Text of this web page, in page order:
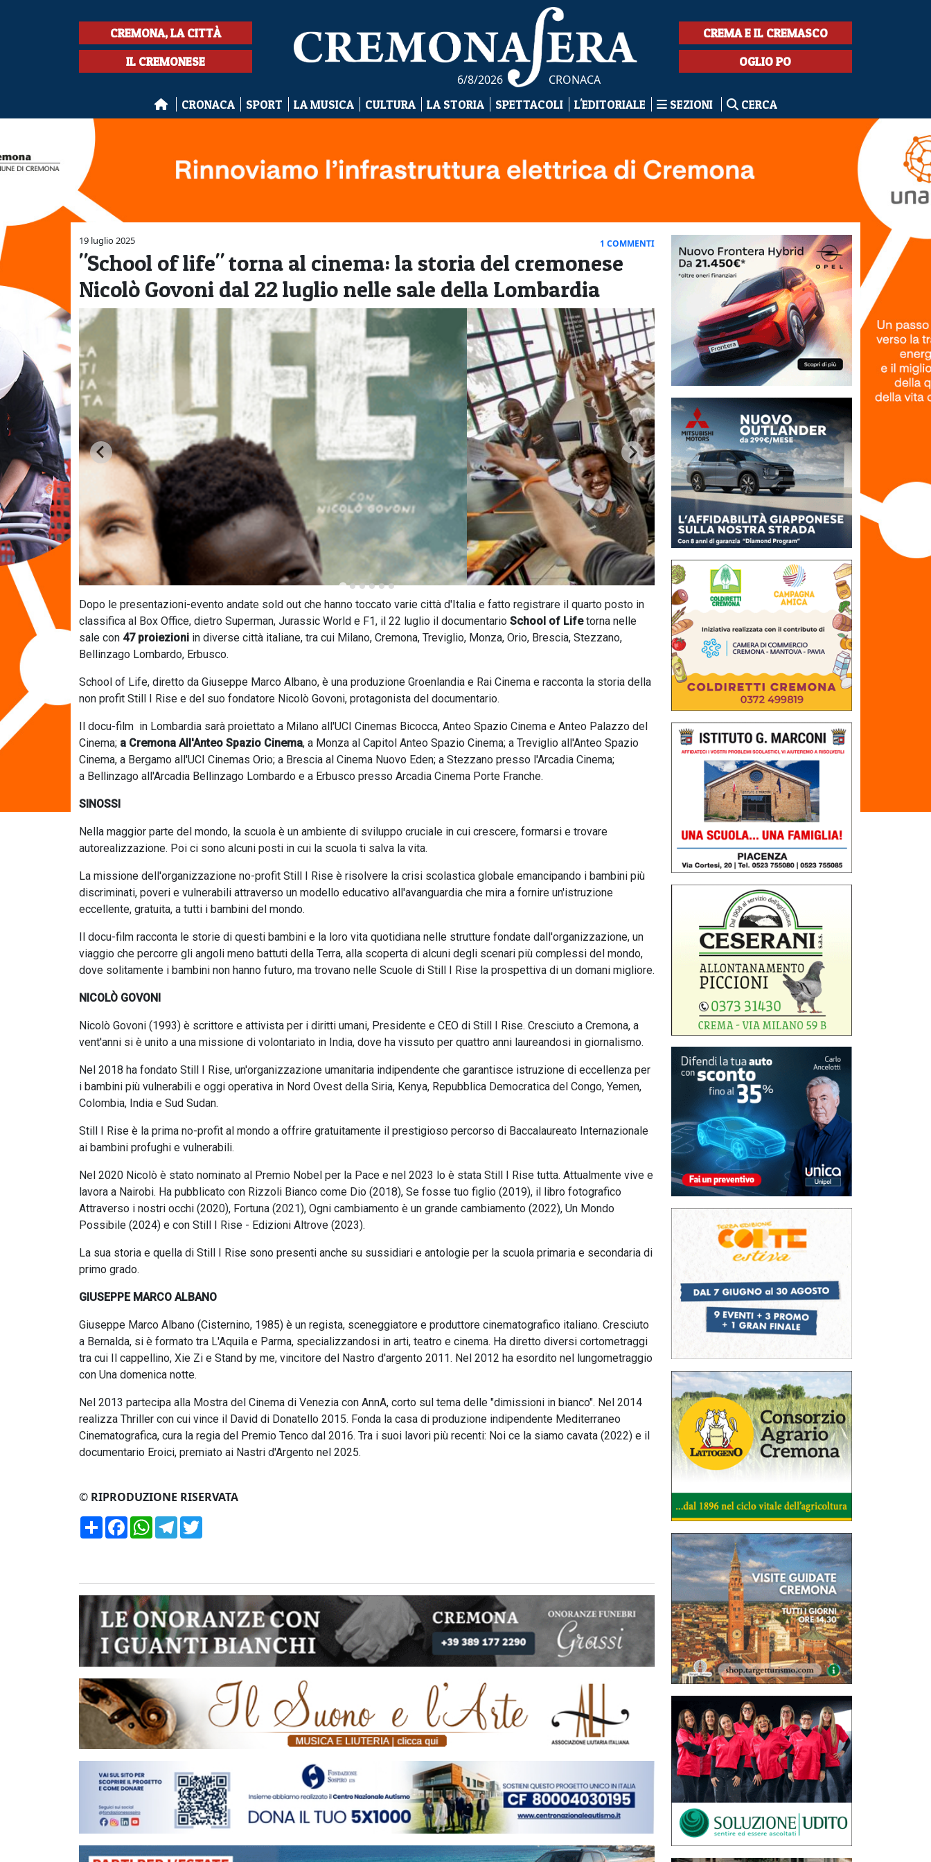
CREMONA, LA CITTÀ
IL CREMONESE
6/8/2026 CRONACA
CREMA E IL CREMASCO
OGLIO PO
CRONACA SPORT LA MUSICA CULTURA LA STORIA SPETTACOLI L'EDITORIALE SEZIONI CERCA
19 luglio 2025 1 COMMENTI
"School of life" torna al cinema: la storia del cremonese
Nicolò Govoni dal 22 luglio nelle sale della Lombardia
Dopo le presentazioni-evento andate sold out che hanno toccato varie città d'Italia e fatto registrare il quarto posto in
classifica al Box Office, dietro Superman, Jurassic World e F1, il 22 luglio il documentario School of Lifetorna nelle
sale con 47 proiezioni in diverse città italiane, tra cui Milano, Cremona, Treviglio, Monza, Orio, Brescia, Stezzano,
Bellinzago Lombardo, Erbusco.
School of Life, diretto da Giuseppe Marco Albano, è una produzione Groenlandia e Rai Cinema e racconta la storia della
non profit Still I Rise e del suo fondatore Nicolò Govoni, protagonista del documentario.
Il docu-film in Lombardia sarà proiettato a Milano all'UCI Cinemas Bicocca, Anteo Spazio Cinema e Anteo Palazzo del
Cinema; a Cremona All'Anteo Spazio Cinema, a Monza al Capitol Anteo Spazio Cinema; a Treviglio all'Anteo Spazio
Cinema, a Bergamo all'UCI Cinemas Orio; a Brescia al Cinema Nuovo Eden; a Stezzano presso l'Arcadia Cinema;
a Bellinzago all'Arcadia Bellinzago Lombardo e a Erbusco presso Arcadia Cinema Porte Franche.
SINOSSI
Nella maggior parte del mondo, la scuola è un ambiente di sviluppo cruciale in cui crescere, formarsi e trovare
autorealizzazione. Poi ci sono alcuni posti in cui la scuola ti salva la vita.
La missione dell'organizzazione no-profit Still I Rise è risolvere la crisi scolastica globale emancipando i bambini più
discriminati, poveri e vulnerabili attraverso un modello educativo all'avanguardia che mira a fornire un'istruzione
eccellente, gratuita, a tutti i bambini del mondo.
Il docu-film racconta le storie di questi bambini e la loro vita quotidiana nelle strutture fondate dall'organizzazione, un
viaggio che percorre gli angoli meno battuti della Terra, alla scoperta di alcuni degli scenari più complessi del mondo,
dove solitamente i bambini non hanno futuro, ma trovano nelle Scuole di Still I Rise la prospettiva di un domani migliore.
NICOLÒ GOVONI
Nicolò Govoni (1993) è scrittore e attivista per i diritti umani, Presidente e CEO di Still I Rise. Cresciuto a Cremona, a
vent'anni si è unito a una missione di volontariato in India, dove ha vissuto per quattro anni laureandosi in giornalismo.
Nel 2018 ha fondato Still I Rise, un'organizzazione umanitaria indipendente che garantisce istruzione di eccellenza per
i bambini più vulnerabili e oggi operativa in Nord Ovest della Siria, Kenya, Repubblica Democratica del Congo, Yemen,
Colombia, India e Sud Sudan.
Still I Rise è la prima no-profit al mondo a offrire gratuitamente il prestigioso percorso di Baccalaureato Internazionale
ai bambini profughi e vulnerabili.
Nel 2020 Nicolò è stato nominato al Premio Nobel per la Pace e nel 2023 lo è stata Still I Rise tutta. Attualmente vive e
lavora a Nairobi. Ha pubblicato con Rizzoli Bianco come Dio (2018), Se fosse tuo figlio (2019), il libro fotografico
Attraverso i nostri occhi (2020), Fortuna (2021), Ogni cambiamento è un grande cambiamento (2022), Un Mondo
Possibile (2024) e con Still I Rise - Edizioni Altrove (2023).
La sua storia e quella di Still I Rise sono presenti anche su sussidiari e antologie per la scuola primaria e secondaria di
primo grado.
GIUSEPPE MARCO ALBANO
Giuseppe Marco Albano (Cisternino, 1985) è un regista, sceneggiatore e produttore cinematografico italiano. Cresciuto
a Bernalda, si è formato tra L'Aquila e Parma, specializzandosi in arti, teatro e cinema. Ha diretto diversi cortometraggi
tra cui Il cappellino, Xie Zi e Stand by me, vincitore del Nastro d'argento 2011. Nel 2012 ha esordito nel lungometraggio
con Una domenica notte.
Nel 2013 partecipa alla Mostra del Cinema di Venezia con AnnA, corto sul tema delle "dimissioni in bianco". Nel 2014
realizza Thriller con cui vince il David di Donatello 2015. Fonda la casa di produzione indipendente Mediterraneo
Cinematografica, cura la regia del Premio Tenco dal 2016. Tra i suoi lavori più recenti: Noi ce la siamo cavata (2022) e il
documentario Eroici, premiato ai Nastri d'Argento nel 2025.
© RIPRODUZIONE RISERVATA
CondividiFacebookWhatsApp
Telegram